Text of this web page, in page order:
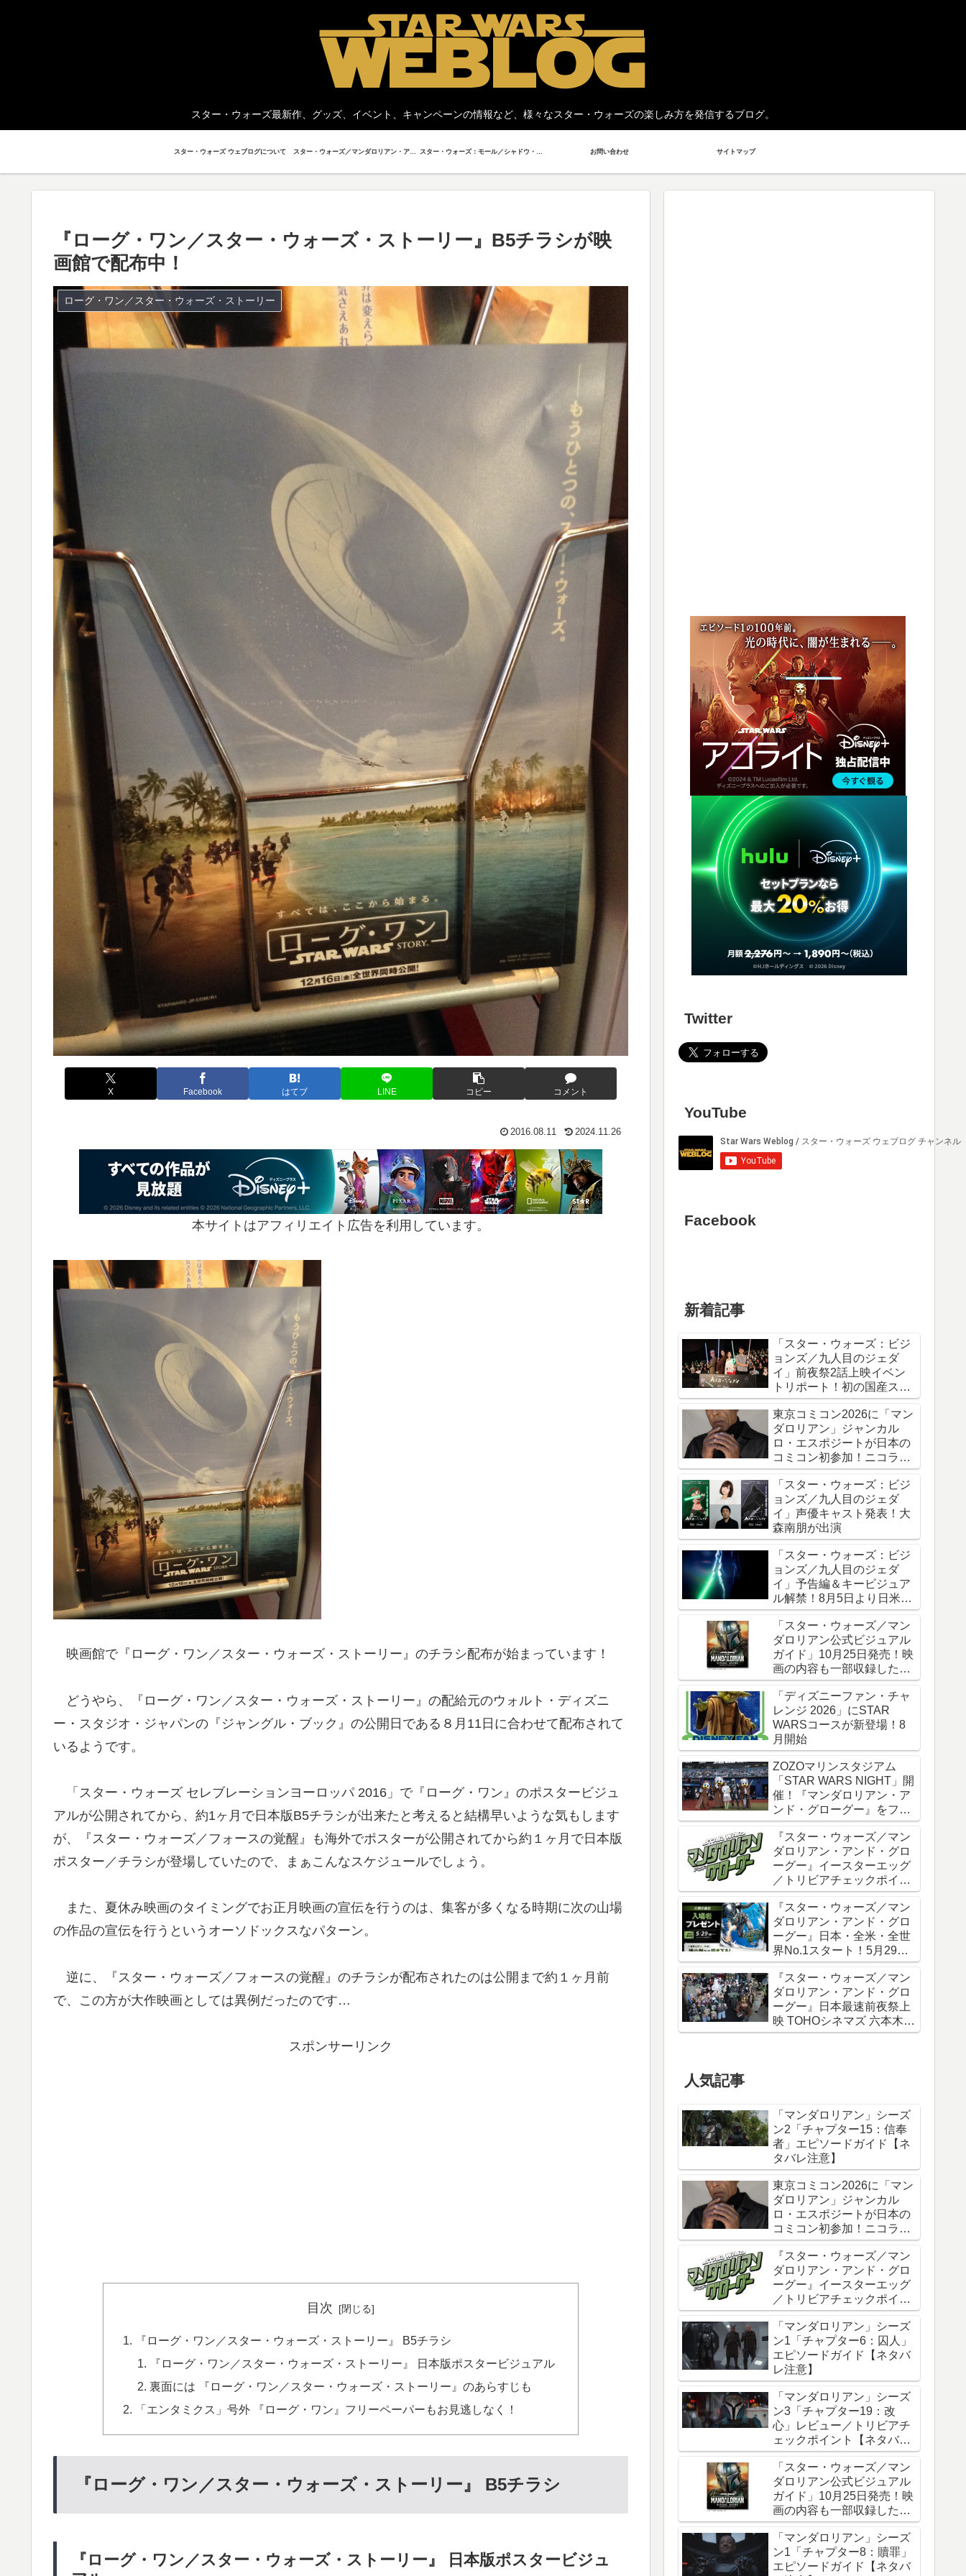
スター・ウォーズ最新作、グッズ、イベント、キャンペーンの情報など、様々なスター・ウォーズの楽しみ方を発信するブログ。
スター・ウォーズ ウェブログについて お問い合わせ サイトマップ
『ローグ・ワン／スター・ウォーズ・ストーリー』B5チラシが映
画館で配布中！
ローグ・ワン／スター・ウォーズ・ストーリー
X Facebook はてブ LINE コピー コメント
2016.08.11 2024.11.26
本サイトはアフィリエイト広告を利用しています。
映画館で『ローグ・ワン／スター・ウォーズ・ストーリー』のチラシ配布が始まっています！
どうやら、『ローグ・ワン／スター・ウォーズ・ストーリー』の配給元のウォルト・ディズニ
ー・スタジオ・ジャパンの『ジャングル・ブック』の公開日である８月11日に合わせて配布されて
いるようです。
「スター・ウォーズ セレブレーションヨーロッパ 2016」で『ローグ・ワン』のポスタービジュ
アルが公開されてから、約1ヶ月で日本版B5チラシが出来たと考えると結構早いような気もします
が、『スター・ウォーズ／フォースの覚醒』も海外でポスターが公開されてから約１ヶ月で日本版
ポスター／チラシが登場していたので、まぁこんなスケジュールでしょう。
また、夏休み映画のタイミングでお正月映画の宣伝を行うのは、集客が多くなる時期に次の山場
の作品の宣伝を行うというオーソドックスなパターン。
逆に、『スター・ウォーズ／フォースの覚醒』のチラシが配布されたのは公開まで約１ヶ月前
で、この方が大作映画としては異例だったのです…
スポンサーリンク
目次
『ローグ・ワン／スター・ウォーズ・ストーリー』 B5チラシ
『ローグ・ワン／スター・ウォーズ・ストーリー』 日本版ポスタービジュアル
裏面には 『ローグ・ワン／スター・ウォーズ・ストーリー』のあらすじも
「エンタミクス」号外 『ローグ・ワン』フリーペーパーもお見逃しなく！
『ローグ・ワン／スター・ウォーズ・ストーリー』 B5チラシ
『ローグ・ワン／スター・ウォーズ・ストーリー』 日本版ポスタービジュ
Twitter
YouTube
Facebook
新着記事
「スター・ウォーズ：ビジ
ョンズ／九人目のジェダ
イ」前夜祭2話上映イベン
トリポート！初の国産スタ
ー・ウォーズアニメシリー
ズ
東京コミコン2026に「マン
ダロリアン」ジャンカル
ロ・エスポジートが日本の
コミコン初参加！ニコラ
ス・ケイジと共に来日
「スター・ウォーズ：ビジ
ョンズ／九人目のジェダ
イ」声優キャスト発表！大
森南朋が出演
「スター・ウォーズ：ビジ
ョンズ／九人目のジェダ
イ」予告編＆キービジュア
ル解禁！8月5日より日米同
時全話一挙配信
「スター・ウォーズ／マン
ダロリアン公式ビジュアル
ガイド」10月25日発売！映
画の内容も一部収録した邦
訳版
「ディズニーファン・チャ
レンジ 2026」にSTAR
WARSコースが新登場！8
月開始
ZOZOマリンスタジアム
「STAR WARS NIGHT」開
催！『マンダロリアン・ア
ンド・グローグー』をフィ
ーチャー
『スター・ウォーズ／マン
ダロリアン・アンド・グロ
ーグー』イースターエッグ
／トリビアチェックポイン
ト総まとめ【ネタバレ注
意】
『スター・ウォーズ／マン
ダロリアン・アンド・グロ
ーグー』日本・全米・全世
界No.1スタート！5月29日
から諫山創描き下ろしポス
ター＆IMAXポスターが特典
に
『スター・ウォーズ／マン
ダロリアン・アンド・グロ
ーグー』日本最速前夜祭上
映 TOHOシネマズ 六本木ヒ
ルズ リポート！
人気記事
「マンダロリアン」シーズ
ン2「チャプター15：信奉
者」エピソードガイド【ネ
タバレ注意】
東京コミコン2026に「マン
ダロリアン」ジャンカル
ロ・エスポジートが日本の
コミコン初参加！ニコラ
ス・ケイジと共に来日
『スター・ウォーズ／マン
ダロリアン・アンド・グロ
ーグー』イースターエッグ
／トリビアチェックポイン
ト総まとめ【ネタバレ注
意】
「マンダロリアン」シーズ
ン1「チャプター6：囚人」
エピソードガイド【ネタバ
レ注意】
「マンダロリアン」シーズ
ン3「チャプター19：改
心」レビュー／トリビアチ
ェックポイント【ネタバレ
注意】
「スター・ウォーズ／マン
ダロリアン公式ビジュアル
ガイド」10月25日発売！映
画の内容も一部収録した邦
訳版
「マンダロリアン」シーズ
ン1「チャプター8：贖罪」
エピソードガイド【ネタバ